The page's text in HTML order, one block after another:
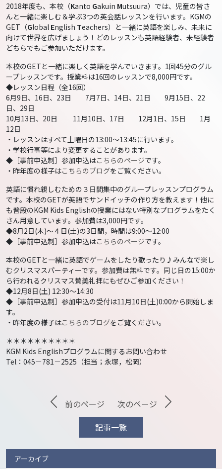
2018年度も、本校（Kanto Gakuin Mutsuura）では、児童の皆さ
んと一緒に楽しむ＆学ぶ3つの英会話レッスンを行います。KGMの
GET（Global English Teachers）と一緒に英語を楽しみ、未来に
向けて世界を広げましょう！どのレッスンも英語経験者、未経験者
どちらでもご参加いただけます。
本校のGETと一緒に楽しく英語を学んでいきます。1回45分のグル
ープレッスンです。授業料は16回のレッスンで8,000円です。
◆レッスン日程（全16回）
6月9日、16日、23日 7月7日、14日、21日 9月15日、22
日、29日
10月13日、20日 11月10日、17日 12月1日、15日 1月
12日
・レッスンはすべて土曜日の13:00～13:45に行います。
・学校行事等により変更することがあります。
◆［事前申込制］参加申込はこちらのページです。
・昨年度の様子はこちらのブログをご覧ください。
英語に慣れ親しむための３日間集中のグループレッスンプログラム
です。本校のGETが英語でサンドイッチの作り方を教えます！他に
も普段のKGM Kids Englishの授業にはない特別なプログラムをたく
さん用意しています。参加費は3,000円です。
◆8月2日(木)～４日(土)の3日間，時間は9:00～12:00
◆［事前申込制］参加申込はこちらのページです。
本校のGETと一緒に英語でゲームをしたり歌ったり♪みんなで楽し
むクリスマスパーティーです。参加費は無料です。同じ日の15:00か
ら行われるクリスマス賛美礼拝にもぜひご参加ください！
◆12月8日(土) 12:30～14:30
◆［事前申込制］参加申込の受付は11月10日(土)0:00から開始しま
す。
・昨年度の様子はこちらのブログをご覧ください。
＊＊＊＊＊＊＊＊＊＊
KGM Kids Englishプログラムに関するお問い合わせ
Tel：045－781－2525（担当；永塚，松岡）
前のページ
記事一覧
次のページ
アーカイブ